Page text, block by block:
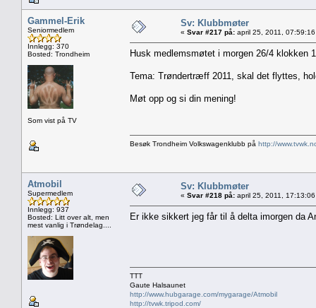
Gammel-Erik
Seniormedlem
Innlegg: 370
Bosted: Trondheim
Som vist på TV
Sv: Klubbmøter
« Svar #217 på: april 25, 2011,
Husk medlemsmøtet i morgen 26/4 klokken
Tema: Trøndertræff 2011, skal det flyttes,
Møt opp og si din mening!
Besøk Trondheim Volkswagenklubb på http://
Atmobil
Supermedlem
Innlegg: 937
Bosted: Litt over alt, men
mest vanlig i Trøndelag....
Sv: Klubbmøter
« Svar #218 på: april 25, 2011,
Er ikke sikkert jeg får til å delta imorgen da
TTT
Gaute Halsaunet
http://www.hubgarage.com/mygarage/Atmobil
http://tvwk.tripod.com/